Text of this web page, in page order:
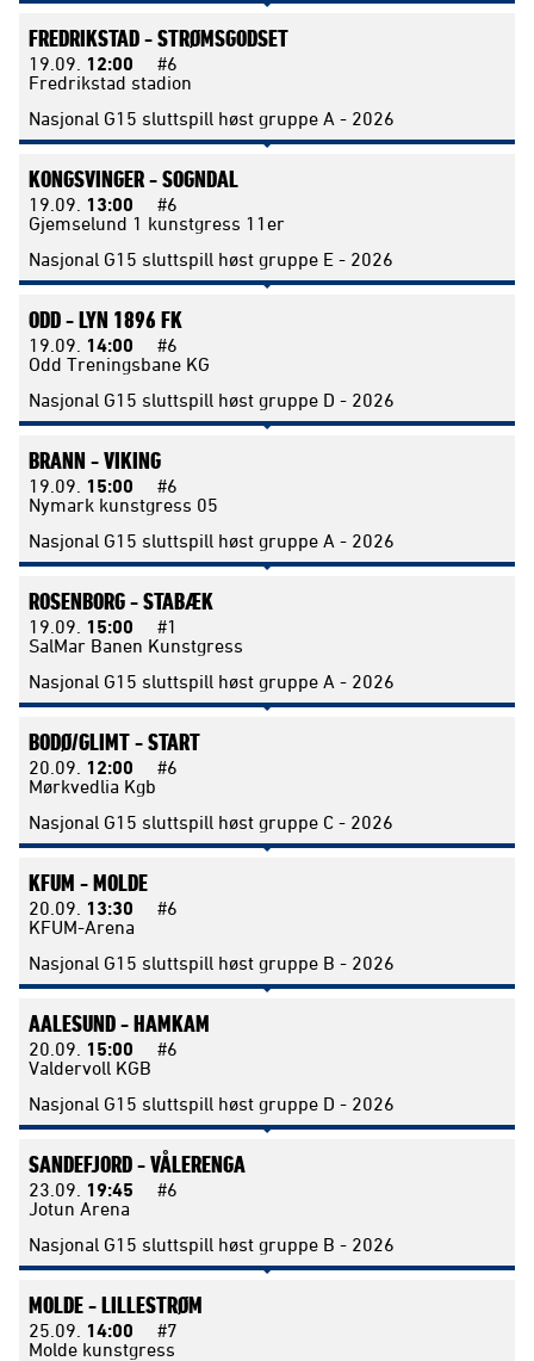
FREDRIKSTAD -STRØMSGODSET
19.09. 12:00
#6
Fredrikstad stadion
Nasjonal G15 sluttspill høst gruppe A - 2026
KONGSVINGER -SOGNDAL
19.09. 13:00
#6
Gjemselund 1 kunstgress 11er
Nasjonal G15 sluttspill høst gruppe E - 2026
ODD -LYN 1896 FK
19.09. 14:00
#6
Odd Treningsbane KG
Nasjonal G15 sluttspill høst gruppe D - 2026
BRANN -VIKING
19.09. 15:00
#6
Nymark kunstgress 05
Nasjonal G15 sluttspill høst gruppe A - 2026
ROSENBORG -STABÆK
19.09. 15:00
#1
SalMar Banen Kunstgress
Nasjonal G15 sluttspill høst gruppe A - 2026
BODØ/GLIMT -START
20.09. 12:00
#6
Mørkvedlia Kgb
Nasjonal G15 sluttspill høst gruppe C - 2026
KFUM -MOLDE
20.09. 13:30
#6
KFUM-Arena
Nasjonal G15 sluttspill høst gruppe B - 2026
AALESUND -HAMKAM
20.09. 15:00
#6
Valdervoll KGB
Nasjonal G15 sluttspill høst gruppe D - 2026
SANDEFJORD -VÅLERENGA
23.09. 19:45
#6
Jotun Arena
Nasjonal G15 sluttspill høst gruppe B - 2026
MOLDE -LILLESTRØM
25.09. 14:00
#7
Molde kunstgress